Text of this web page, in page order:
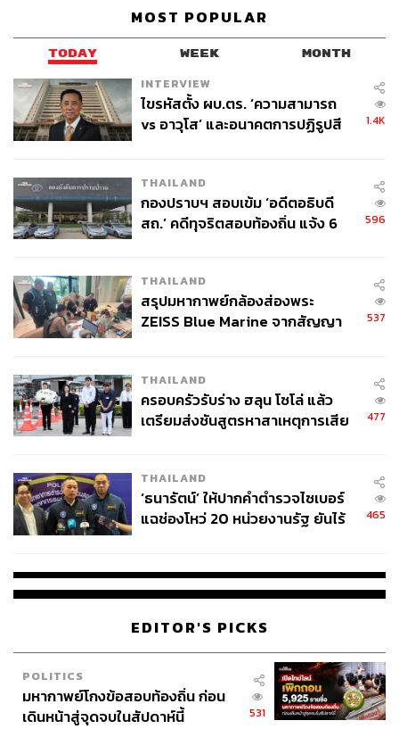
MOST POPULAR
TODAY WEEK MONTH
INTERVIEW
ไขรหัสตั้ง ผบ.ตร. ‘ความสามารถ
vs อาวุโส’ และอนาคตการปฏิรูปสี
1.4K
THAILAND
กองปราบฯ สอบเข้ม ‘อดีตอธิบดี
สถ.’ คดีทุจริตสอบท้องถิ่น แจ้ง 6
596
THAILAND
สรุปมหากาพย์กล้องส่องพระ
ZEISS Blue Marine จากสัญญา
จ่ายหนี้-แอบระบุแบรนด์
537
THAILAND
ครอบครัวรับร่าง ฮลุน โซโล่ แล้ว
เตรียมส่งชันสูตรหาสาเหตุการเสีย
477
THAILAND
‘ธนารัตน์’ ให้ปากคำตำรวจไซเบอร์
แฉช่องโหว่ 20 หน่วยงานรัฐ ยันไร้
465
EDITOR'S PICKS
POLITICS
มหากาพย์โกงข้อสอบท้องถิ่น ก่อน
เดินหน้าสู่จุดจบในสัปดาห์นี้
531